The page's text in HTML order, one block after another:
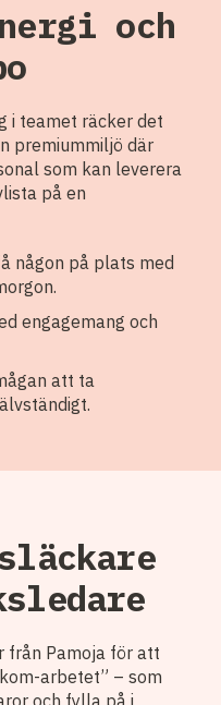
och
i teamet räcker det
premiummiljö där
som kan leverera
på en
någon på plats med
engagemang och
att ta
från Pamoja för att
arbetet” – som
och fylla på i